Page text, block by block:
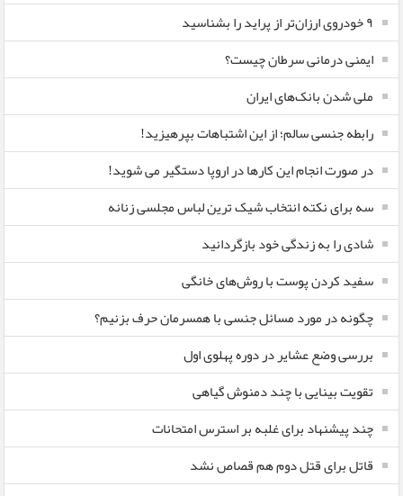
٩ خودروی ارزان‌تر از پراید را بشناسید
ایمنی درمانی سرطان چیست؟
ملی شدن بانک‌های ایران
رابطه جنسی سالم؛ از این اشتباهات بپرهیزید!
در صورت انجام این کارها در اروپا دستگیر می شوید!
سه برای نکته انتخاب شیک ترین لباس مجلسی زنانه
شادی را به زندگی خود بازگردانید
سفید کردن پوست با روش‌های خانگی
چگونه در مورد مسائل جنسی با همسرمان حرف بزنیم؟
بررسی وضع عشایر در دوره پهلوی اول
تقویت بینایی با چند دمنوش گیاهی
چند پیشنهاد برای غلبه بر استرس امتحانات
قاتل برای قتل دوم هم قصاص نشد